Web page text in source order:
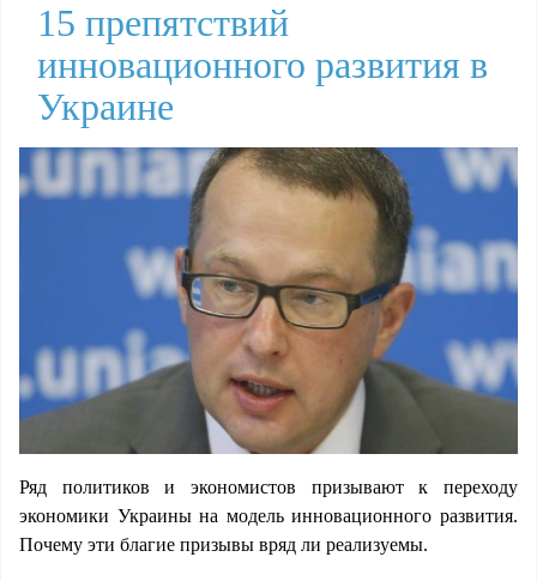
15 препятствий
инновационного развития в
Украине
Ряд политиков и экономистов призывают к переходу
экономики Украины на модель инновационного развития.
Почему эти благие призывы вряд ли реализуемы.